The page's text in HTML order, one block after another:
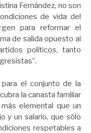
Fernández, no son
de vida del
para reformar el
de salida opuesto al
políticos, tanto
para el conjunto de la
la canasta familiar
elemental que un
y un salario, que sólo
respetables a